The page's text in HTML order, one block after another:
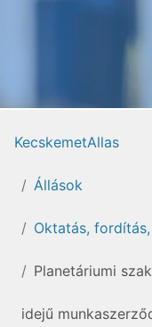
KecskemetAllas
Állások
Oktatás,
Planetáriumi
idejű